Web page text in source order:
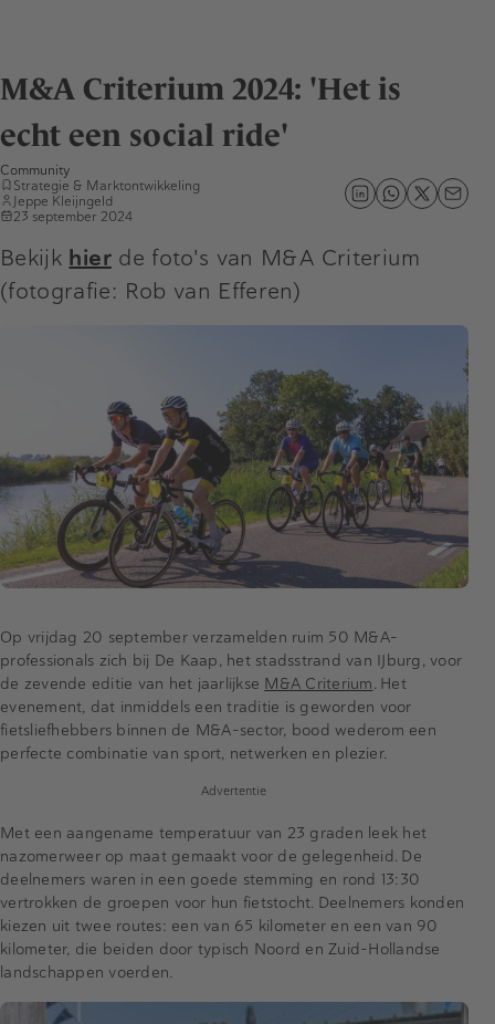
M&A Criterium 2024: 'Het is
echt een social ride'
Community
Strategie & Marktontwikkeling
Jeppe Kleijngeld
23 september 2024
Bekijk hierde foto's van M&A Criterium
(fotografie: Rob van Efferen)
Op vrijdag 20 september verzamelden ruim 50 M&A-
professionals zich bij De Kaap, het stadsstrand van IJburg, voor
de zevende editie van het jaarlijkse M&A Criterium. Het
evenement, dat inmiddels een traditie is geworden voor
fietsliefhebbers binnen de M&A-sector, bood wederom een
perfecte combinatie van sport, netwerken en plezier.
Advertentie
Met een aangename temperatuur van 23 graden leek het
nazomerweer op maat gemaakt voor de gelegenheid. De
deelnemers waren in een goede stemming en rond 13:30
vertrokken de groepen voor hun fietstocht. Deelnemers konden
kiezen uit twee routes: een van 65 kilometer en een van 90
kilometer, die beiden door typisch Noord en Zuid-Hollandse
landschappen voerden.